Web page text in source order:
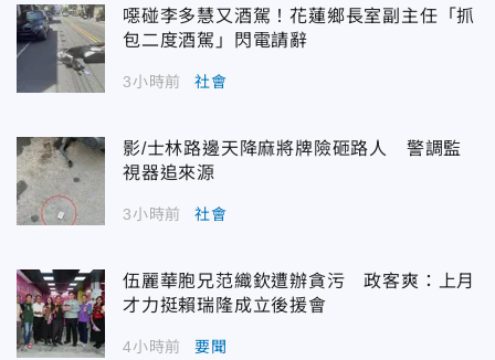
噁碰李多慧又酒駕！花蓮鄉長室副主任「抓
包二度酒駕」閃電請辭
3小時前 社會
影/士林路邊天降麻將牌險砸路人 警調監
視器追來源
3小時前 社會
伍麗華胞兄范織欽遭辦貪污 政客爽：上月
才力挺賴瑞隆成立後援會
4小時前 要聞